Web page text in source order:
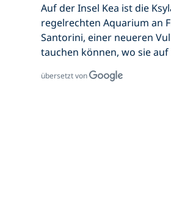
Auf der Insel Kea ist die
regelrechten Aquarium an
Santorini, einer neueren
tauchen können, wo sie
übersetzt von